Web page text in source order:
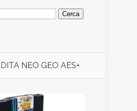
NEO GEO AES+